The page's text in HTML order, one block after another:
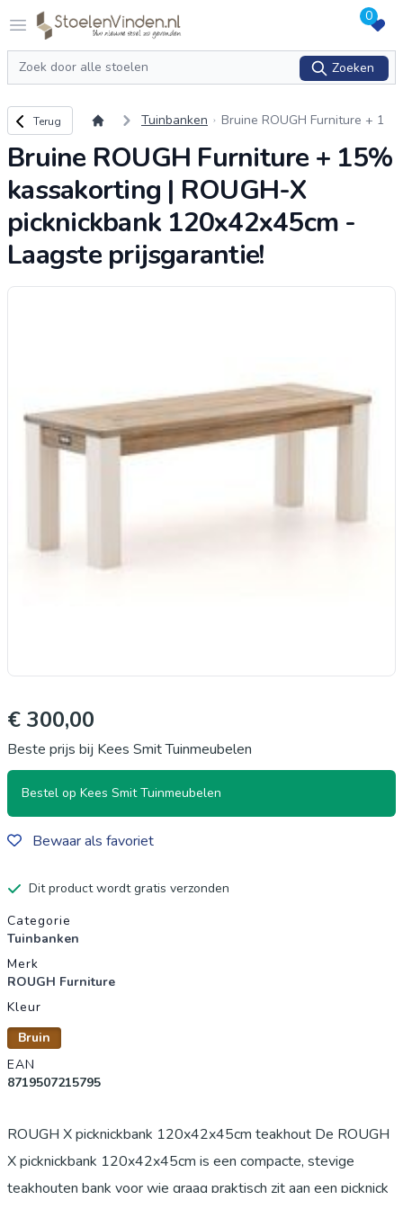
Open menu
Logo stoelenvinden.nl 0
Zoeken
Zoeken
Terug naar overzicht
Terug Tuinbanken
Bruine ROUGH Furniture + 1
icknickbank 120x42x45cm - La
Bruine ROUGH Furniture + 15%
kassakorting | ROUGH-X
picknickbank 120x42x45cm -
Laagste prijsgarantie!
€ 300,00
Beste prijs bij Kees Smit Tuinmeubelen
Bestel op Kees Smit Tuinmeubelen
Bewaar als favoriet
Dit product wordt gratis verzonden
Productgegevens
Categorie
Tuinbanken
Merk
ROUGH Furniture
Kleur
Bruin
EAN
8719507215795
ROUGH X picknickbank 120x42x45cm teakhout De ROUGH
X picknickbank 120x42x45cm is een compacte, stevige
teakhouten bank voor wie graag praktisch zit aan een picknick